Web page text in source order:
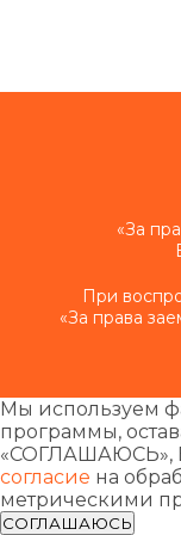
«За
При
«За права
Мы используем
программы,
«СОГЛАШАЮСЬ»,
согласие на
метрическими
СОГЛАШАЮСЬ